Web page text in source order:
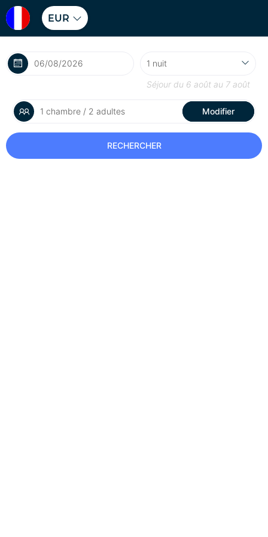
EUR
Séjour du 6 août au 7 août
1 chambre / 2 adultes Modifier